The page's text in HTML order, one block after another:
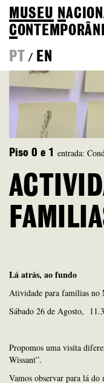
MUSEU N
C
PT
/ EN
Piso 0 e 1 entrada:
Lá atrás, ao fundo
Atividade para famílias no
Sábado 26 de Agosto,
Propomos uma visita
Wissant”.
Vamos observar para lá